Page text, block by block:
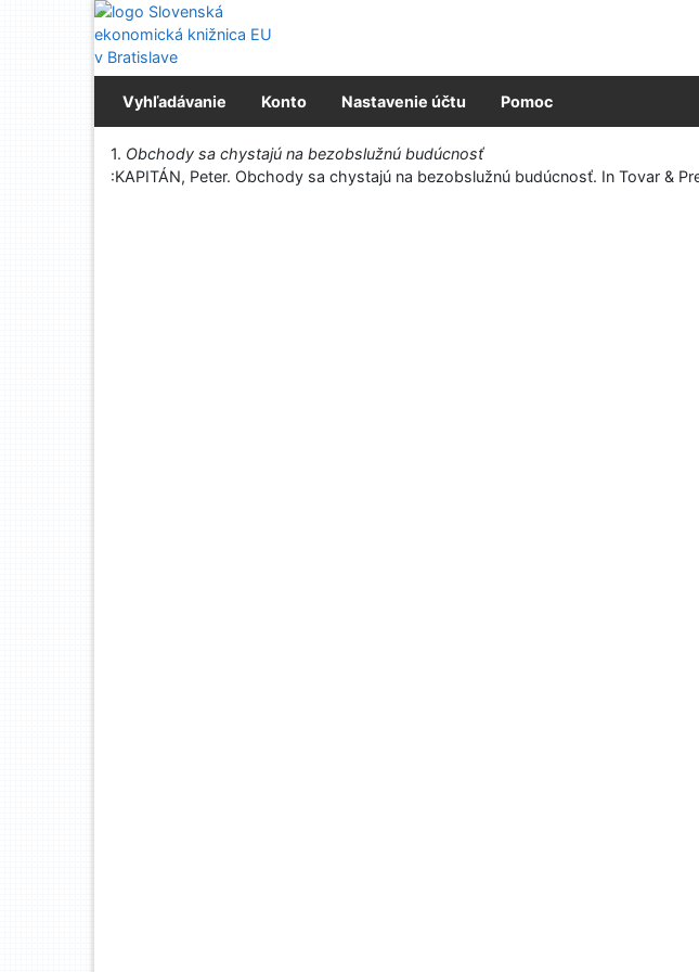
Prejsť na obsah
Prejsť na menu
Prehlásenie o webovej prístupnosti
Vyhľadávanie Konto Nastavenie účtu Pomoc
Vytlačiť
1. Obchody sa chystajú na bezobslužnú budúcnosť
:KAPITÁN, Peter. Obchody sa chystajú na bezobslužnú budúcnosť. In Tovar &